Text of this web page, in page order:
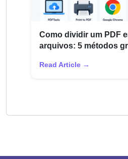
Como dividir um PDF
arquivos: 5 métodos
Read Article →